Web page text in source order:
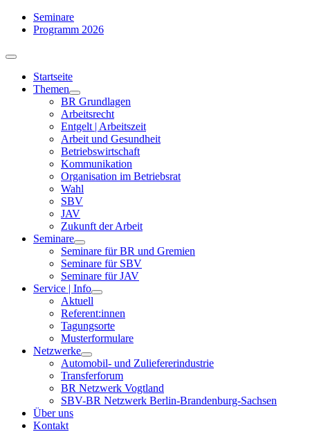
Zum
Inhalt
Seminare
Programm 2026
Toggle
NavigationStartseite
Themen
BR Grundlagen
Arbeits­recht
Entgelt | Arbeitszeit
Arbeit und Gesundheit
Betriebswirtschaft
Kommuni­kation
Organisation im Betriebsrat
Wahl
SBV
JAV
Zukunft der Arbeit
Seminare
Seminare für BR und Gremien
Seminare für SBV
Seminare für JAV
Service | Info
Aktuell
Referent:innen
Tagungsorte
Musterformulare
Netzwerke
Automobil- und Zuliefererindustrie
Transferforum
BR Netzwerk Vogtland
SBV-BR Netzwerk Berlin-Brandenburg-Sachsen
Über uns
Kontakt